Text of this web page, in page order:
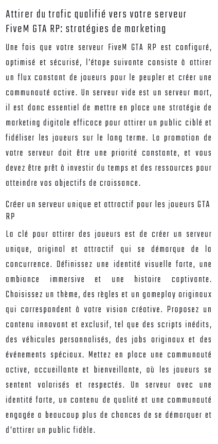
Attirer du trafic qualifié vers votre serveur
FiveM GTA RP: stratégies de marketing
Une fois que votre serveur FiveM GTA RP est configuré,
optimisé et sécurisé, l’étape suivante consiste à attirer
un flux constant de joueurs pour le peupler et créer une
communauté active. Un serveur vide est un serveur mort,
il est donc essentiel de mettre en place une stratégie de
marketing digitale efficace pour attirer un public ciblé et
fidéliser les joueurs sur le long terme. La promotion de
votre serveur doit être une priorité constante, et vous
devez être prêt à investir du temps et des ressources pour
atteindre vos objectifs de croissance.
Créer un serveur unique et attractif pour les joueurs GTA
RP
La clé pour attirer des joueurs est de créer un serveur
unique, original et attractif qui se démarque de la
concurrence. Définissez une identité visuelle forte, une
ambiance immersive et une histoire captivante.
Choisissez un thème, des règles et un gameplay originaux
qui correspondent à votre vision créative. Proposez un
contenu innovant et exclusif, tel que des scripts inédits,
des véhicules personnalisés, des jobs originaux et des
événements spéciaux. Mettez en place une communauté
active, accueillante et bienveillante, où les joueurs se
sentent valorisés et respectés. Un serveur avec une
identité forte, un contenu de qualité et une communauté
engagée a beaucoup plus de chances de se démarquer et
d’attirer un public fidèle.